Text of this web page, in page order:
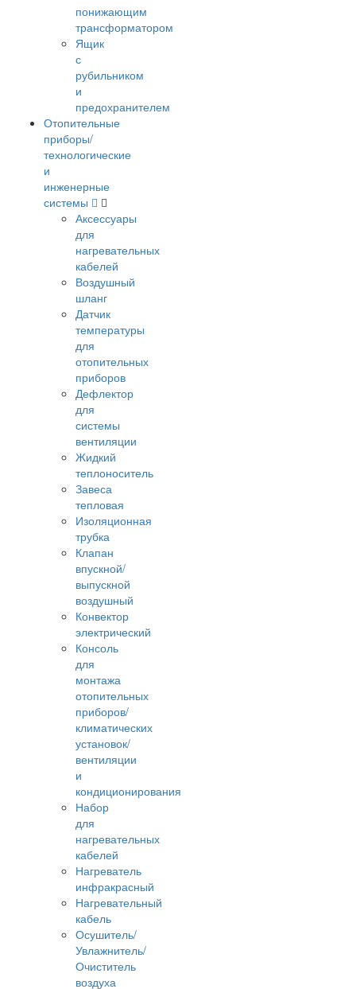
понижающим
трансформатором
Ящик
с
рубильником
и
предохранителем
Отопительные
приборы/
технологические
и
инженерные
системы
Аксессуары
для
нагревательных
кабелей
Воздушный
шланг
Датчик
температуры
для
отопительных
приборов
Дефлектор
для
системы
вентиляции
Жидкий
теплоноситель
Завеса
тепловая
Изоляционная
трубка
Клапан
впускной/
выпускной
воздушный
Конвектор
электрический
Консоль
для
монтажа
отопительных
приборов/
климатических
установок/
вентиляции
и
кондиционирования
Набор
для
нагревательных
кабелей
Нагреватель
инфракрасный
Нагревательный
кабель
Осушитель/
Увлажнитель/
Очиститель
воздуха